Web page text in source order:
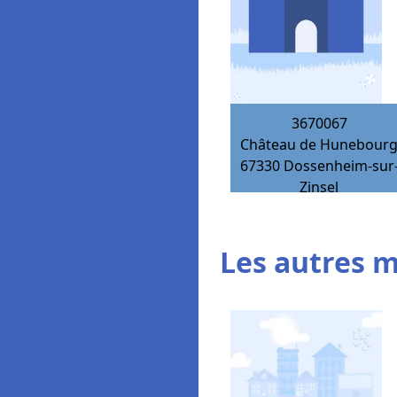
3670067
Château de Hunebourg
67330 Dossenheim-
Zinsel
Les autres